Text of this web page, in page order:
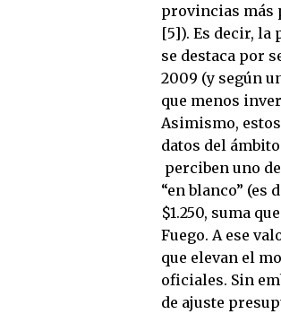
provincias más
[5]). Es decir,
se destaca por
2009 (y según
que menos
Asimismo,
datos del
perciben uno
“en blanco”
$1.250, suma
Fuego. A ese
que elevan el
oficiales. Sin
de ajuste